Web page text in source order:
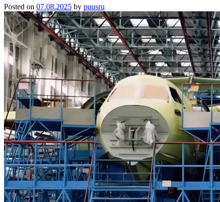
Posted on 07.08.2025 by puusru